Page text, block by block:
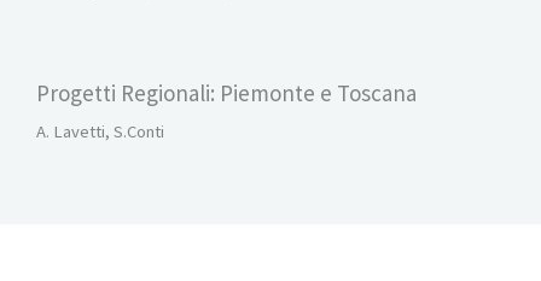
Progetti Regionali: Piemonte e Toscana
A. Lavetti, S.Conti